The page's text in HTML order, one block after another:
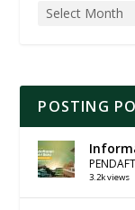
POSTING
3.2k views